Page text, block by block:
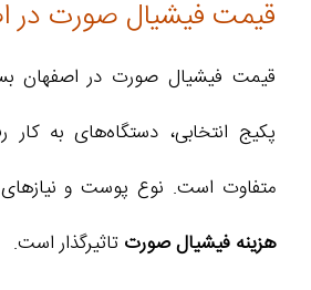
قیمت فیشیال صورت در
قیمت فیشیال صورت در اصفهان
پکیج انتخابی، دستگاه‌های به
متفاوت است. نوع پوست و نیازهای
هزینه فیشیال صورت تاثیرگذار است.